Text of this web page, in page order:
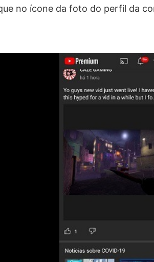
no ícone da foto do perfil da